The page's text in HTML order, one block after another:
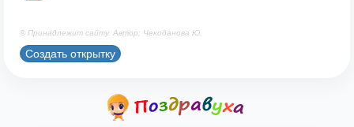
© Принадлежит сайту. Автор: Чекоданова Ю.
Создать открытку